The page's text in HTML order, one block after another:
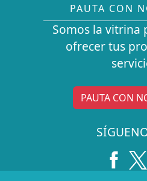
PAUTA CON
Somos la vitrina
ofrecer tus
PAUTA CON